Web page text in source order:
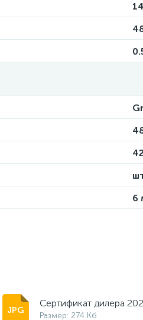
6
Сертификат дилера
Размер: 274 Кб